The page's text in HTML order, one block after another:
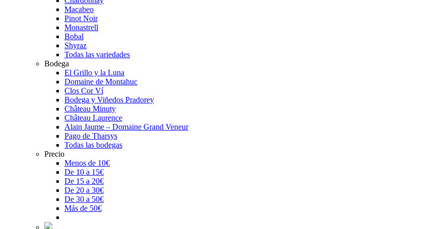
Macabeo
Pinot Noir
Monastrell
Bobal
Shyraz
Todas las variedades
Bodega
El Grillo y la Luna
Domaine de Montahuc
Clos Cor Ví
Bodega y Viñedos Pradorey
Château Minuty
Château Laurence
Alain Jaume – Domaine Grand Veneur
Pago de Tharsys
Todas las bodegas
Precio
Menos de 10€
De 10 a 15€
De 15 a 20€
De 20 a 30€
De 30 a 50€
Más de 50€